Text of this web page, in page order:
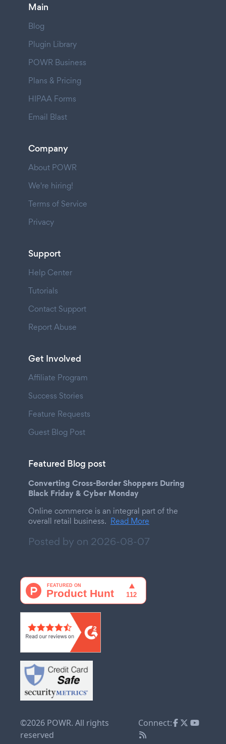
Main
Blog
Plugin Library
POWR Business
Plans & Pricing
HIPAA Forms
Email Blast
Company
About POWR
We're hiring!
Terms of Service
Privacy
Support
Help Center
Tutorials
Contact Support
Report Abuse
Get Involved
Affiliate Program
Success Stories
Feature Requests
Guest Blog Post
Featured Blog post
Converting Cross-Border Shoppers During
Black Friday & Cyber Monday
Online commerce is an integral part of the
overall retail business. Read More
Posted by on 2026-08-07
©2026 POWR. All rights
reserved
Connect: